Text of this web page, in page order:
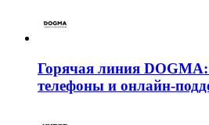
Горячая линия
телефоны и онлайн-